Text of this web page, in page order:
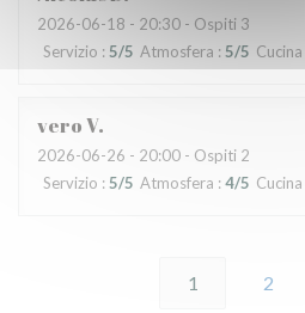
2026-06-18 - 20:30 - Ospiti 3
Servizio : 5/5 Atmosfera : 5/5 Cucina
veroV
2026-06-26 - 20:00 - Ospiti 2
Servizio : 5/5 Atmosfera :4/5 Cucina
1 2